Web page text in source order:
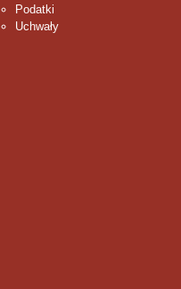
Podatki
Uchwały